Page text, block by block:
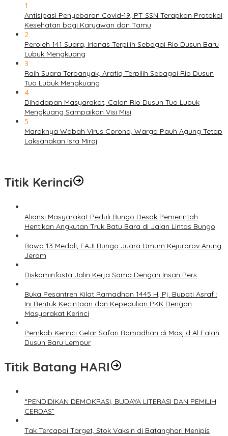
1
Antisipasi Penyebaran Covid-19, PT SSN Terapkan Protokol
Kesehatan bagi Karyawan dan Tamu
2
Peroleh 141 Suara, Irianas Terpilih Sebagai Rio Dusun Baru
Lubuk Mengkuang
3
Raih Suara Terbanyak, Arafiq Terpilih Sebagai Rio Dusun
Tuo Lubuk Mengkuang
4
Dihadapan Masyarakat, Calon Rio Dusun Tuo Lubuk
Mengkuang Sampaikan Visi Misi
5
Maraknya Wabah Virus Corona, Warga Pauh Agung Tetap
Laksanakan Isra Miraj
Titik Kerinci
Aliansi Masyarakat Peduli Bungo Desak Pemerintah
Hentikan Angkutan Truk Batu Bara di Jalan Lintas Bungo
Bawa 13 Medali, FAJI Bungo Juara Umum Kejurprov Arung
Jeram
Diskominfosta Jalin Kerja Sama Dengan Insan Pers
Buka Pesantren Kilat Ramadhan 1445 H, Pj. Bupati Asraf :
Ini Bentuk Kecintaan dan Kepedulian PKK Dengan
Masyarakat Kerinci
Pemkab Kerinci Gelar Safari Ramadhan di Masjid Al Falah
Dusun Baru Lempur
Titik Batang HARI
“PENDIDIKAN DEMOKRASI, BUDAYA LITERASI DAN PEMILIH
CERDAS”
Tak Tercapai Target, Stok Vaksin di Batanghari Menipis